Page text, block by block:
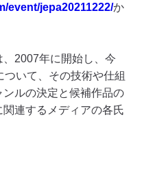
event/jepa20211222/か
2007年に開始し、今
いて、その技術や仕組
ルの決定と候補作品の
連するメディアの各氏